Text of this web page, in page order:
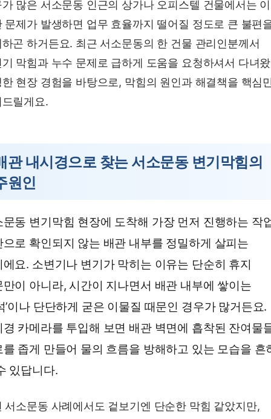
많은 서소문동 인근의 상가나 오피스텔 건물에서는
문제가 발생하면 업무 효율까지 떨어질 정도로 큰 불편
곤 하거든요. 최근 서소문동의 한 건물 관리인분께서
막힘과 누수 문제로 급하게 도움을 요청하셔서 다녀
현장 경험을 바탕으로, 막힘의 원인과 해결책을 핵심
릴게요.
관 내시경으로 찾는 서소문동 변기막힘의
원인
문동 변기막힘 현장에 도착해 가장 먼저 진행하는 작
으로 확인되지 않는 배관 내부를 정밀하게 살피는
에요. 소변기나 변기가 막히는 이유는 단순히 휴지
만이 아니라, 시간이 지나면서 배관 내부에 쌓이는
’이나 단단하게 굳은 이물질 때문인 경우가 많거든요.
경 카메라를 투입해 보면 배관 벽면에 흡착된 잔여물
를 좁게 만들어 물의 흐름을 방해하고 있는 모습을 흔
있답니다.
서소문동 사례에서도 겉보기엔 단순한 막힘 같았지만,